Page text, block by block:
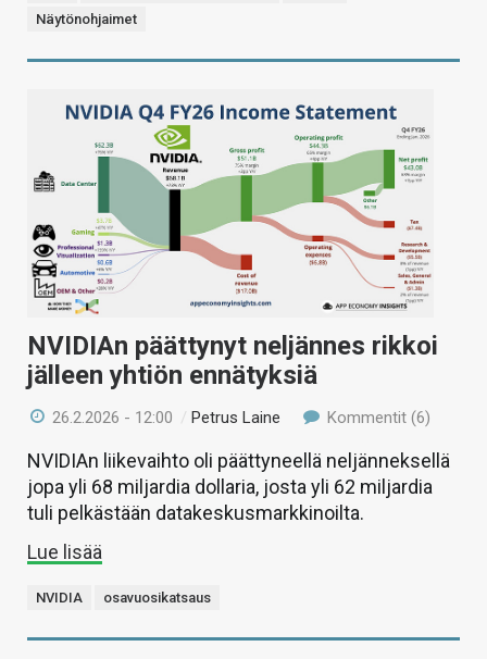
Näytönohjaimet
NVIDIAn päättynyt neljännes rikkoi
jälleen yhtiön ennätyksiä
26.2.2026 - 12:00 /Petrus Laine Kommentit (6)
NVIDIAn liikevaihto oli päättyneellä neljänneksellä
jopa yli 68 miljardia dollaria, josta yli 62 miljardia
tuli pelkästään datakeskusmarkkinoilta.
Lue lisää
NVIDIA osavuosikatsaus